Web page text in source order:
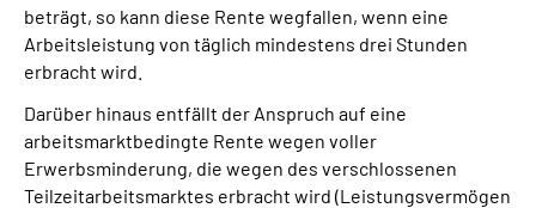
beträgt, so kann diese Rente wegfallen, wenn eine
Arbeitsleistung von täglich mindestens drei Stunden
erbracht wird.
Darüber hinaus entfällt der Anspruch auf eine
arbeitsmarktbedingte Rente wegen voller
Erwerbsminderung, die wegen des verschlossenen
Teilzeitarbeitsmarktes erbracht wird (Leistungsvermögen